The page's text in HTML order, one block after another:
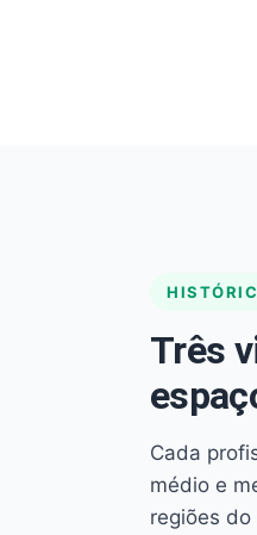
Três
Cada
médio e
regiões